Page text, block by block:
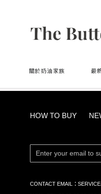
關於奶油家族 最
首頁 生活小物
HOW TO BUY
CONTACT EMAIL：